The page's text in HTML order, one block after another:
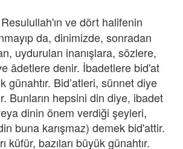
Resulullah'ın ve dört halifenin
da, dinimizde, sonradan
uydurulan inanışlara, sözlere,
âdetlere denir. İbadetlere bid'at
günahtır. Bid’atleri, sünnet diye
Bunların hepsini din diye, ibadet
dinin önem verdiği şeyleri,
buna karışmaz) demek bid'attir.
küfür, bazıları büyük günahtır.